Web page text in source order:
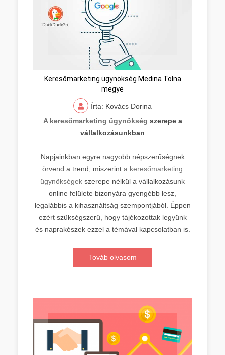
Keresőmarketing ügynökség Medina Tolna
megye
Írta: Kovács Dorina
A keresőmarketing ügynökség szerepe a
vállalkozásunkban
Napjainkban egyre nagyobb népszerűségnek
örvend a trend, miszerint a keresőmarketing
ügynökségek szerepe nélkül a vállalkozásunk
online felülete bizonyára gyengébb lesz,
legalábbis a kihasználtság szempontjából. Éppen
ezért szükségszerű, hogy tájékozottak legyünk
és naprakészek ezzel a témával kapcsolatban is.
Továb olvasom